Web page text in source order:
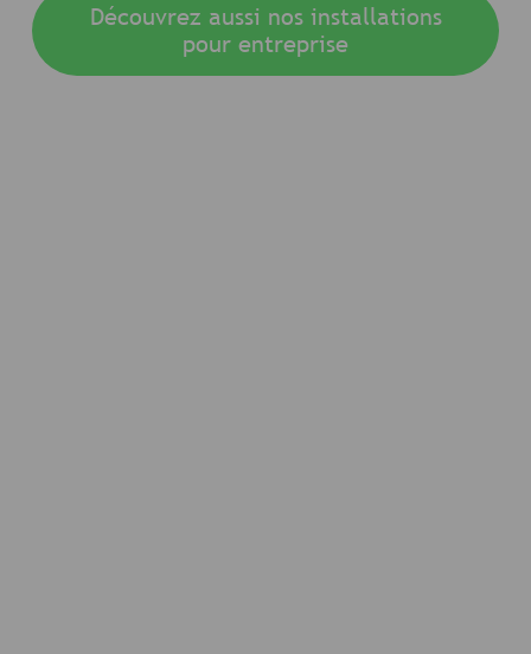
Découvrez aussi nos installations
pour entreprise